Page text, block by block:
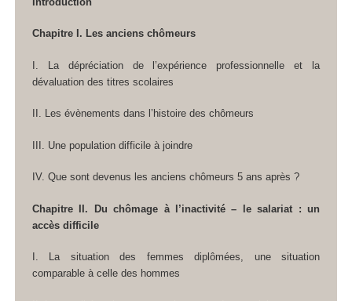
Chapitre I. Les anciens chômeurs
I. La dépréciation de l’expérience professionnelle et la
dévaluation des titres scolaires
II. Les évènements dans l’histoire des chômeurs
III. Une population difficile à joindre
IV. Que sont devenus les anciens chômeurs 5 ans après ?
Chapitre II. Du chômage à l’inactivité – le salariat : un
accès difficile
I. La situation des femmes diplômées, une situation
comparable à celle des hommes